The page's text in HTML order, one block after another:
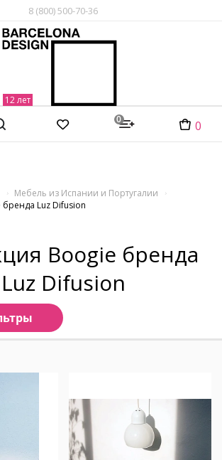
8 (800) 500-70-36
0 0
Мебель из Испании и Португалии
Luz Difusion
Boogie бренда
Luz Difusion